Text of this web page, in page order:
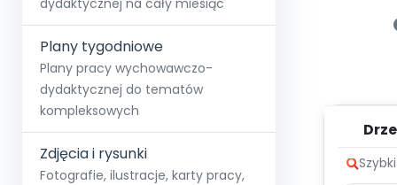
dydaktycznej na cały miesiąc
Plany tygodniowe
Plany pracy wychowawczo-
dydaktycznej do tematów
kompleksowych
Zdjęcia i rysunki
Fotografie, ilustracje, karty pracy,